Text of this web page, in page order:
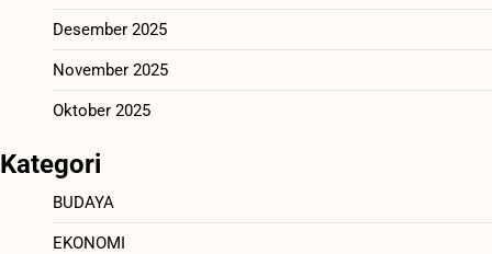
Desember 2025
November 2025
Oktober 2025
Kategori
BUDAYA
EKONOMI